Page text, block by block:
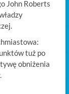
John Roberts
tuż po
obniżenia